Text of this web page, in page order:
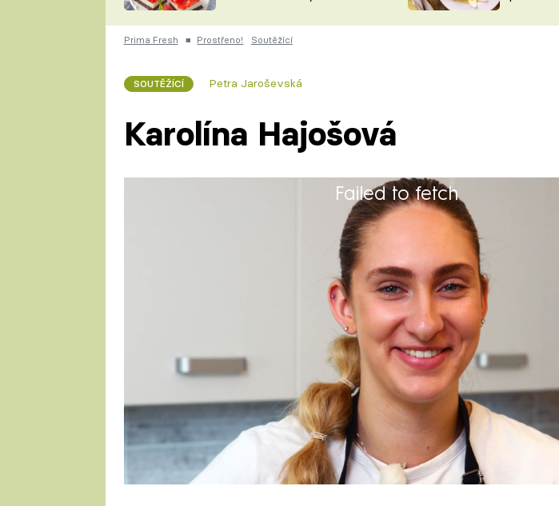
ČESKO NA TALÍŘI
KUCHAŘKA
VYCHYTÁVKY
Prima Fresh ■ Prostřeno! Soutěžící
SOUTĚŽÍCÍ Petra Jaroševská
Karolína Hajošová
Failed to fetch
Studovala na Střední škole COPaG – obor ekonomika a